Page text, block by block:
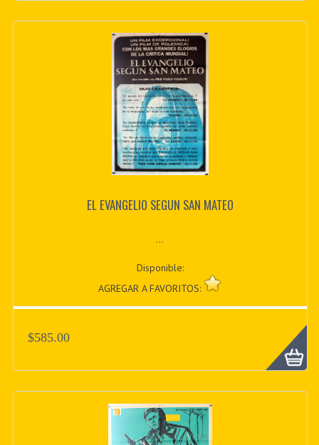
EL EVANGELIO SEGUN SAN MATEO
...
Disponible:
AGREGAR A FAVORITOS:
$585.00